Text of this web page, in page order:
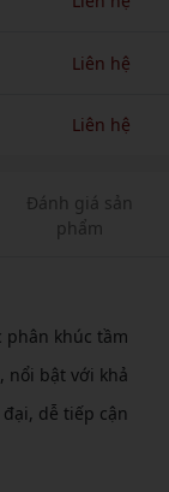
Liên hệ
Liên hệ
Đánh giá sản
phẩm
phân khúc tầm
, nổi bật với khả
dễ tiếp cận